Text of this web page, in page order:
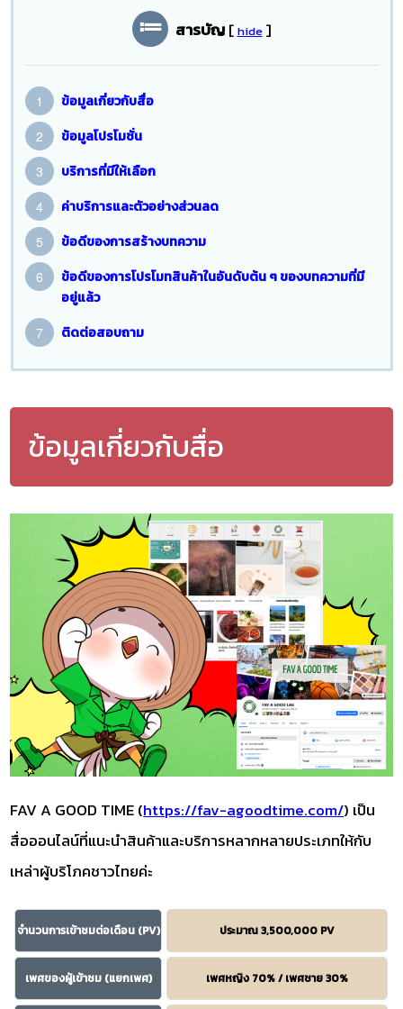
สารบัญ [ hide ]
ข้อมูลเกี่ยวกับสื่อ
ข้อมูลโปรโมชั่น
บริการที่มีให้เลือก
ค่าบริการและตัวอย่างส่วนลด
ข้อดีของการสร้างบทความ
ข้อดีของการโปรโมทสินค้าในอันดับต้น ๆ ของบทความที่มี
อยู่แล้ว
ติดต่อสอบถาม
ข้อมูลเกี่ยวกับสื่อ
FAV A GOOD TIME (https://fav-agoodtime.com/) เป็น
สื่อออนไลน์ที่แนะนำสินค้าและบริการหลากหลายประเภทให้กับ
เหล่าผู้บริโภคชาวไทยค่ะ
จำนวนการเข้าชมต่อเดือน (PV) ประมาณ 3,500,000 PV
เพศของผู้เข้าชม (แยกเพศ) เพศหญิง 70% / เพศชาย 30%